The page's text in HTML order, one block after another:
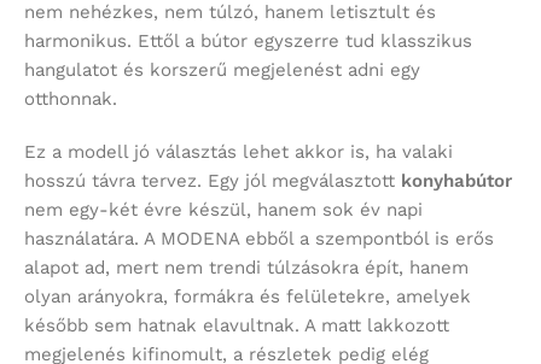
nem nehézkes, nem túlzó, hanem letisztult és
harmonikus. Ettől a bútor egyszerre tud klasszikus
hangulatot és korszerű megjelenést adni egy
otthonnak.
Ez a modell jó választás lehet akkor is, ha valaki
hosszú távra tervez. Egy jól megválasztott konyhabútor
nem egy-két évre készül, hanem sok év napi
használatára. A MODENA ebből a szempontból is erős
alapot ad, mert nem trendi túlzásokra épít, hanem
olyan arányokra, formákra és felületekre, amelyek
később sem hatnak elavultnak. A matt lakkozott
megjelenés kifinomult, a részletek pedig elég